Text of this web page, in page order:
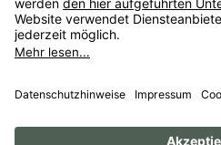
Unternehmen
Alle Preise inkl. gesetzl.
anders
ImpressumAGB